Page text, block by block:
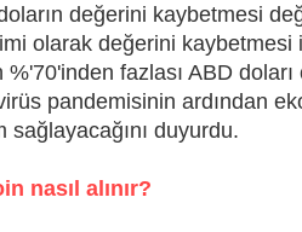
değerini kaybetmesi
olarak değerini
fazlası ABD
pandemisinin ardından
sağlayacağını duyurdu.
nasıl alınır?